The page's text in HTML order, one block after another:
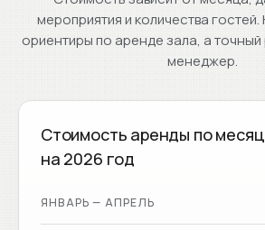
мероприятия и количества
ориентиры по аренде зала, а
менеджер.
Стоимость аренды по
на 2026 год
ЯНВАРЬ — АПРЕЛЬ